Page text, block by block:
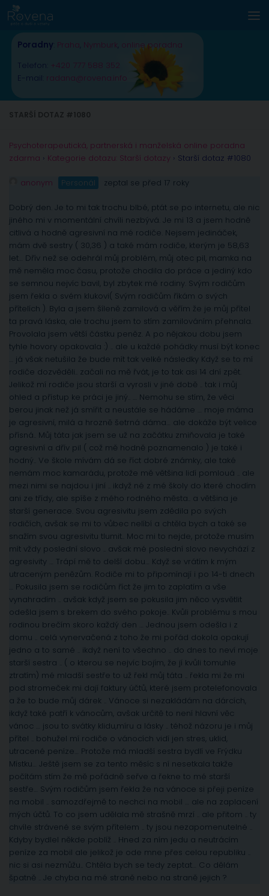
Skip to content
Poradny Praha Nymburk online poradna
Telefon: +420 777 588 352
E-mail: radana@rovena.info
Psychoterapeutická, partnerská i manželská online poradna
zdarma › Kategorie dotazu: Starší dotazy › Starší dotaz #1080
anonym Personál zeptal se před 17 roky
Dobrý den. Je to mi tak trochu blbé, ptát se po internetu, ale nic
jiného mi v momentální chvíli nezbývá. Je mi 13 a jsem hodně
citlivá a hodně agresivní na mé rodiče. Nejsem jedináček,
mám dvě sestry ( 30,36 ) a také mám rodiče, kterým je 58,63
let… Dřív než se odehrál můj problém, můj otec pil, mamka na
mě neměla moc času, protože chodila do práce a jediný kdo
se semnou nejvíc bavil, byl zbytek mé rodiny. Svým rodičům
jsem řekla o svém klukovi( Svým rodičům říkám o svých
přítelích ). Byla a jsem šíleně zamilová a věřím že je můj přítel
ta pravá láska, ale trochu jsem to stím zamilováním přehnala.
Provolala jsem větší částku peněz. A po nějakou dobu jsem
tyhle hovory opakovala :) .. ale u každé pohádky musí být konec
… já však netušila že bude mít tak velké následky Když se to mí
rodiče dozvěděli.. začali na mě řvát, je to tak asi 14 dní zpět.
Jelikož mí rodiče jsou starší a vyrosli v jiné době .. tak i můj
ohled a přístup ke práci je jiný.. … Nemohu se stím, že věci
berou jinak než já smířit a neustále se hádáme … moje máma
je agresivní, milá a hrozně šetrná dáma… ale dokáže být velice
přísná.. Můj táta jak jsem se už na začátku zmiňovala je také
agresivní a dřív pil ( což mě hodně poznamenalo ) je také i
hodný.. Ve škole mívám dá se říct dobré známky, ale také
nemám moc kamarádu, protože mě většina lidí pomlouá .. ale
mezi nimi se najdou i jiní .. ikdyž né z mé školy do které chodím
ani ze třídy, ale spíše z mého rodného města.. a většina je
starší generace. Svou agresivitu jsem zdědila po svých
rodičích, avšak se mi to vůbec nelíbí a chtěla bych a také se
snažím svou agresivitu tlumit.. Moc mi to nejde, protože musím
mít vždy poslední slovo .. avšak mé poslední slovo nevychází z
agresivity … Trápí mě to delší dobu… Když se vrátím k mým
utraceným penězům. Rodiče mi to připomínají i po 14-ti dnech
… Pokusila jsem se rodičům říct že jim to zaplatím a vše
vynahradím .. avšak když jsem se pokusila jim něco vysvětlit
odešla jsem s brekem do svého pokoje.. Kvůli problému s mou
rodinou brečím skoro každý den … Jednou jsem odešla i z
domu .. celá vynervačená z toho že mi pořád dokola opakují
jedno a to samé .. ikdyž není to všechno .. do dnes to neví moje
starší sestra .. ( o kterou se nejvíc bojím, že jí kvůli tomuhle
ztratím) mé mladší sestře to už řekl můj táta .. řekla mi že mi
pod stromeček mi dají faktury účtů, které jsem protelefonovala
a že to bude můj dárek .. Vánoce si nezakládám na dárcích,
ikdyž také patří k vánocům, avšak určitě to není hlavní věc
vánoc … jsou to svátky klidu,míru a lásky .. téhož názoru je i můj
přítel .. bohužel mí rodiče o vánocích vidí jen stres, uklid,
utracené peníze… Protože má mladší sestra bydlí ve Frýdku
Místku… Ještě jsem se za tento měsíc s ní nesetkala takže
počítám stím že mě pořádně seřve a řekne to mé starší
sestře… Svým rodičům jsem řekla že na vánoce si přeji peníze
na mobil .. samozdřejmě to nechci na mobil … ale na zaplacení
mých účtů. To co jsem udělala mě strašně mrzí .. ale přitom .. ty
chvíle strávené se svým přítelem .. ty jsou nezapomenutelné ..
Kdyby bydlel někde poblíž .. Hned za ním jedu a neutrácím
peníze za mobil ale jelikož je ode mne přes celou republiku ..
nic si asi nezmůžu.. Chtěla bych se tedy zeptat… Co dělám
špatně .. Je chyba na mé straně nebo na straně jejich ?